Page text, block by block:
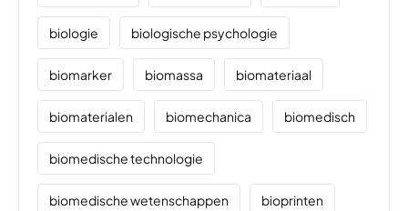
biologie biologische psychologie
biomarker biomassa biomateriaal
biomaterialen biomechanica biomedisch
biomedische technologie
biomedische wetenschappen bioprinten